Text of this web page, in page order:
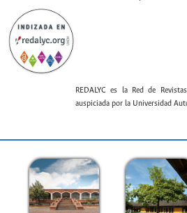
REDALYC es la Red de
auspiciada por la Universidad